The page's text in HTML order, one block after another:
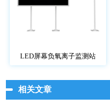
LED屏幕负氧离子监测站
相关文章